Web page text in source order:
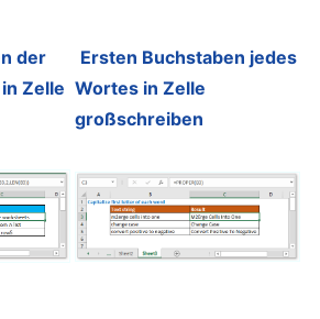
der
Zelle
Ersten Buchstaben jedes
Wortes in Zelle
großschreiben